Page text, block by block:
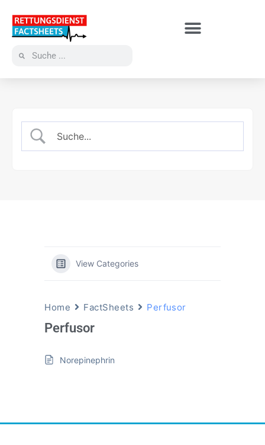
View Categories
Home FactSheets Perfusor
Perfusor
Norepinephrin